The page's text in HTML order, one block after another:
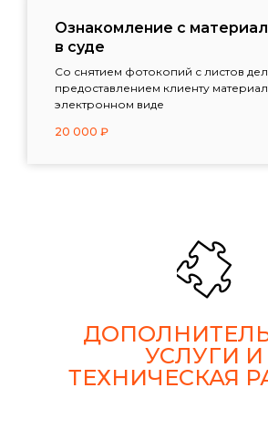
Ознакомление с
в суде
Со снятием фотокопий с листов
предоставлением клиенту
электронном виде
20 000 ₽
УСЛУГИ И
ТЕХНИЧЕСКАЯ